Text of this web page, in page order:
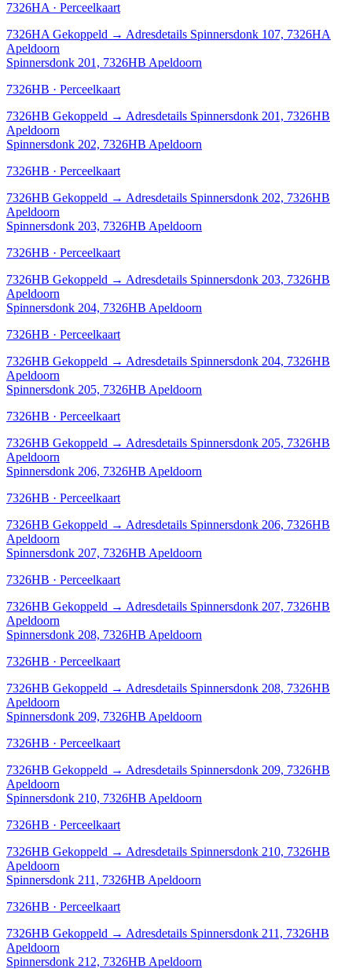
7326HA · Perceelkaart
7326HA Gekoppeld → Adresdetails Spinnersdonk 107, 7326HA
Apeldoorn
Spinnersdonk 201, 7326HB Apeldoorn
7326HB · Perceelkaart
7326HB Gekoppeld → Adresdetails Spinnersdonk 201, 7326HB
Apeldoorn
Spinnersdonk 202, 7326HB Apeldoorn
7326HB · Perceelkaart
7326HB Gekoppeld → Adresdetails Spinnersdonk 202, 7326HB
Apeldoorn
Spinnersdonk 203, 7326HB Apeldoorn
7326HB · Perceelkaart
7326HB Gekoppeld → Adresdetails Spinnersdonk 203, 7326HB
Apeldoorn
Spinnersdonk 204, 7326HB Apeldoorn
7326HB · Perceelkaart
7326HB Gekoppeld → Adresdetails Spinnersdonk 204, 7326HB
Apeldoorn
Spinnersdonk 205, 7326HB Apeldoorn
7326HB · Perceelkaart
7326HB Gekoppeld → Adresdetails Spinnersdonk 205, 7326HB
Apeldoorn
Spinnersdonk 206, 7326HB Apeldoorn
7326HB · Perceelkaart
7326HB Gekoppeld → Adresdetails Spinnersdonk 206, 7326HB
Apeldoorn
Spinnersdonk 207, 7326HB Apeldoorn
7326HB · Perceelkaart
7326HB Gekoppeld → Adresdetails Spinnersdonk 207, 7326HB
Apeldoorn
Spinnersdonk 208, 7326HB Apeldoorn
7326HB · Perceelkaart
7326HB Gekoppeld → Adresdetails Spinnersdonk 208, 7326HB
Apeldoorn
Spinnersdonk 209, 7326HB Apeldoorn
7326HB · Perceelkaart
7326HB Gekoppeld → Adresdetails Spinnersdonk 209, 7326HB
Apeldoorn
Spinnersdonk 210, 7326HB Apeldoorn
7326HB · Perceelkaart
7326HB Gekoppeld → Adresdetails Spinnersdonk 210, 7326HB
Apeldoorn
Spinnersdonk 211, 7326HB Apeldoorn
7326HB · Perceelkaart
7326HB Gekoppeld → Adresdetails Spinnersdonk 211, 7326HB
Apeldoorn
Spinnersdonk 212, 7326HB Apeldoorn